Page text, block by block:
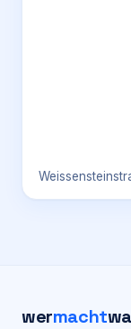
wermacht